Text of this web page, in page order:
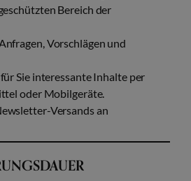
Bereich der
Vorschlägen und
Sie interessante Inhalte per
oder Mobilgeräte.
Versands an